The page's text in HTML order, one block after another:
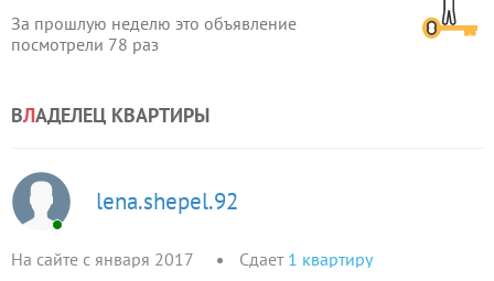
За прошлую неделю это объявление
посмотрели 78 раз
ВЛАДЕЛЕЦ КВАРТИРЫ
lena.shepel.92
На сайте с января 2017 Сдает 1 квартиру